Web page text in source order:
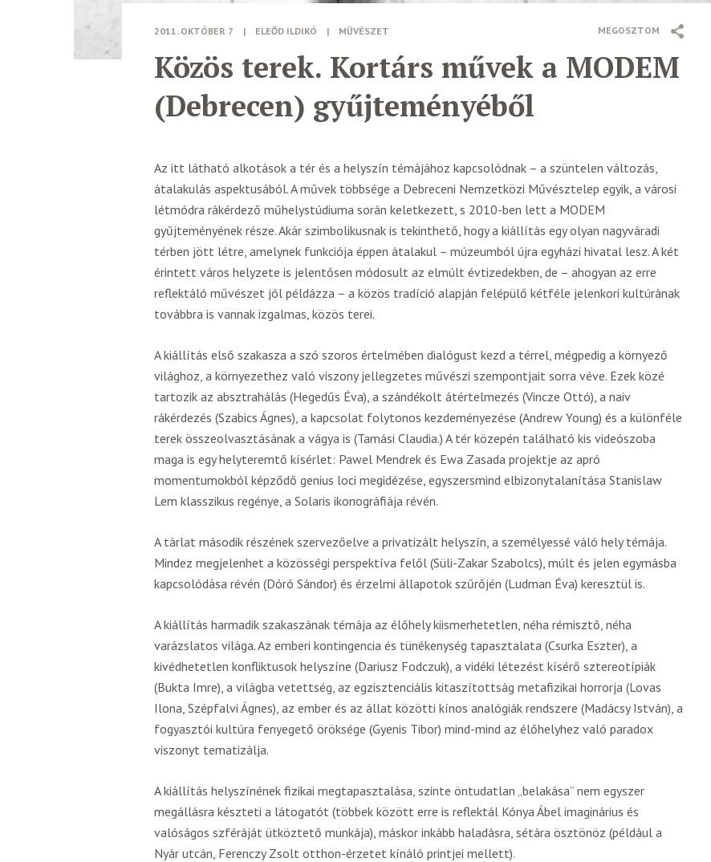
MEGOSZTOM
2011. OKTÓBER 7 | ELEŐD ILDIKÓ | MŰVÉSZET
Közös terek. Kortárs művek a MODEM
(Debrecen) gyűjteményéből
Az itt látható alkotások a tér és a helyszín témájához kapcsolódnak – a szüntelen változás,
átalakulás aspektusából. A művek többsége a Debreceni Nemzetközi Művésztelep egyik, a városi
létmódra rákérdező műhelystúdiuma során keletkezett, s 2010-ben lett a MODEM
gyűjteményének része. Akár szimbolikusnak is tekinthető, hogy a kiállítás egy olyan nagyváradi
térben jött létre, amelynek funkciója éppen átalakul – múzeumból újra egyházi hivatal lesz. A két
érintett város helyzete is jelentősen módosult az elmúlt évtizedekben, de – ahogyan az erre
reflektáló művészet jól példázza – a közös tradíció alapján felépülő kétféle jelenkori kultúrának
továbbra is vannak izgalmas, közös terei.
A kiállítás első szakasza a szó szoros értelmében dialógust kezd a térrel, mégpedig a környező
világhoz, a környezethez való viszony jellegzetes művészi szempontjait sorra véve. Ezek közé
tartozik az absztrahálás (Hegedűs Éva), a szándékolt átértelmezés (Vincze Ottó), a naiv
rákérdezés (Szabics Ágnes), a kapcsolat folytonos kezdeményezése (Andrew Young) és a különféle
terek összeolvasztásának a vágya is (Tamási Claudia.) A tér közepén található kis videószoba
maga is egy helyteremtő kísérlet: Pawel Mendrek és Ewa Zasada projektje az apró
momentumokból képződő genius loci megidézése, egyszersmind elbizonytalanítása Stanislaw
Lem klasszikus regénye, a Solaris ikonográfiája révén.
A tárlat második részének szervezőelve a privatizált helyszín, a személyessé váló hely témája.
Mindez megjelenhet a közösségi perspektíva felől (Süli-Zakar Szabolcs), múlt és jelen egymásba
kapcsolódása révén (Dóró Sándor) és érzelmi állapotok szűrőjén (Ludman Éva) keresztül is.
A kiállítás harmadik szakaszának témája az élőhely kiismerhetetlen, néha rémisztő, néha
varázslatos világa. Az emberi kontingencia és tünékenység tapasztalata (Csurka Eszter), a
kivédhetetlen konfliktusok helyszíne (Dariusz Fodczuk), a vidéki létezést kísérő sztereotípiák
(Bukta Imre), a világba vetettség, az egzisztenciális kitaszítottság metafizikai horrorja (Lovas
Ilona, Szépfalvi Ágnes), az ember és az állat közötti kínos analógiák rendszere (Madácsy István), a
fogyasztói kultúra fenyegető öröksége (Gyenis Tibor) mind-mind az élőhelyhez való paradox
viszonyt tematizálja.
A kiállítás helyszínének fizikai megtapasztalása, szinte öntudatlan „belakása” nem egyszer
megállásra készteti a látogatót (többek között erre is reflektál Kónya Ábel imaginárius és
valóságos szféráját ütköztető munkája), máskor inkább haladásra, sétára ösztönöz (például a
Nyár utcán, Ferenczy Zsolt otthon-érzetet kínáló printjei mellett).